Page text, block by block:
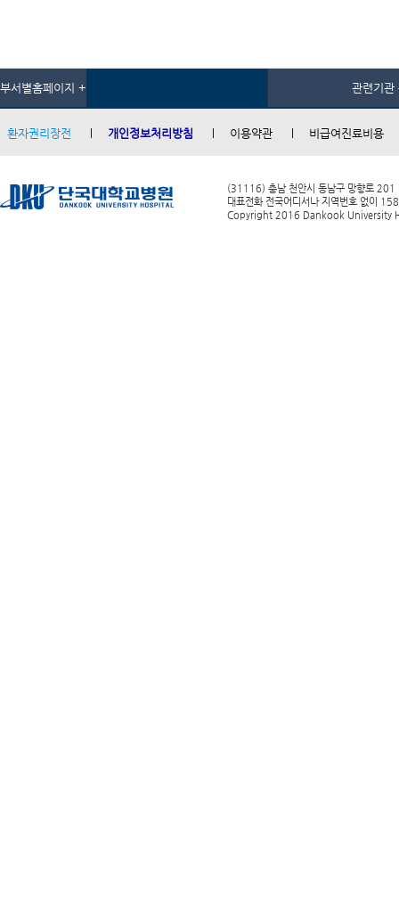
부서별홈페이지 + 관련기관
환자권리장전 개인정보처리방침 이용약관 비급여진료비용
(31116) 충남 천안시 동남구 망향로 201
대표전화 전국어디서나 지역번호 없이
Copyright 2016 Dankook University